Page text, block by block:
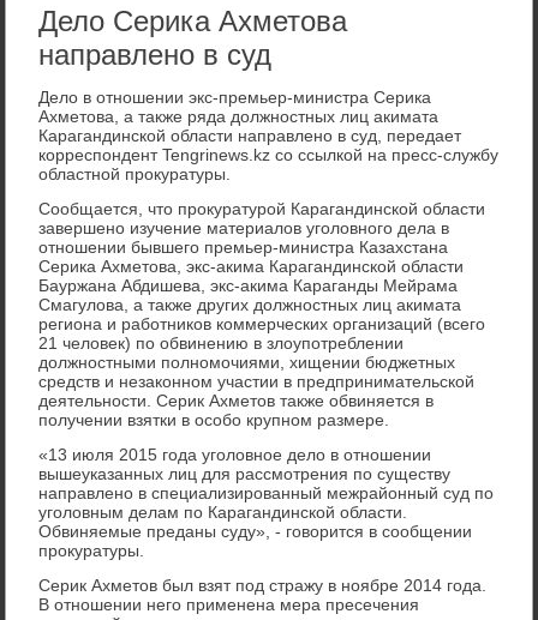
Дело Серика Ахметова
направлено в суд
Дело в отношении экс-премьер-министра Серика
Ахметова, а также ряда должностных лиц акимата
Карагандинской области направлено в суд, передает
корреспондент Tengrinews.kz со ссылкой на пресс-службу
областной прокуратуры.
Сообщается, что прокуратурой Карагандинской области
завершено изучение материалов уголовного дела в
отношении бывшего премьер-министра Казахстана
Серика Ахметова, экс-акима Карагандинской области
Бауржана Абдишева, экс-акима Караганды Мейрама
Смагулова, а также других должностных лиц акимата
региона и работников коммерческих организаций (всего
21 человек) по обвинению в злоупотреблении
должностными полномочиями, хищении бюджетных
средств и незаконном участии в предпринимательской
деятельности. Серик Ахметов также обвиняется в
получении взятки в особо крупном размере.
«13 июля 2015 года уголовное дело в отношении
вышеуказанных лиц для рассмотрения по существу
направлено в специализированный межрайонный суд по
уголовным делам по Карагандинской области.
Обвиняемые преданы суду», - говорится в сообщении
прокуратуры.
Серик Ахметов был взят под стражу в ноябре 2014 года.
В отношении него применена мера пресечения